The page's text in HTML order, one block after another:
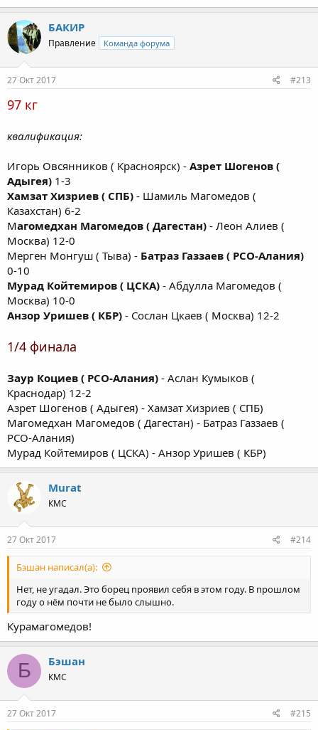
БАКИР
Правление Команда форума
27 Окт 2017 #213
97 кг
квалификация:
Игорь Овсянников ( Красноярск) - Азрет Шогенов (
Адыгея) 1-3
Хамзат Хизриев ( СПБ) - Шамиль Магомедов (
Казахстан) 6-2
Магомедхан Магомедов ( Дагестан) - Леон Алиев (
Москва) 12-0
Мерген Монгуш ( Тыва) - Батраз Газзаев ( РСО-Алания)
0-10
Мурад Койтемиров ( ЦСКА) - Абдулла Магомедов (
Москва) 10-0
Анзор Уришев ( КБР) - Сослан Цкаев ( Москва) 12-2
1/4 финала
Заур Коциев ( РСО-Алания) - Аслан Кумыков (
Краснодар) 12-2
Азрет Шогенов ( Адыгея) - Хамзат Хизриев ( СПБ)
Магомедхан Магомедов ( Дагестан) - Батраз Газзаев (
РСО-Алания)
Мурад Койтемиров ( ЦСКА) - Анзор Уришев ( КБР)
Murat
КМС
27 Окт 2017 #214
Бэшан написал(а):
Нет, не угадал. Это борец проявил себя в этом году. В прошлом
году о нём почти не было слышно.
Курамагомедов!
Б Бэшан
КМС
27 Окт 2017 #215